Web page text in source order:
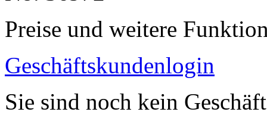
Preise und weitere
Geschäftskundenlogin
Sie sind noch kein